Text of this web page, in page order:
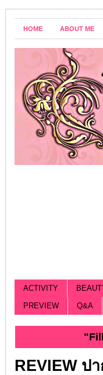
HOME ABOUT ME
ACTIVITY
PREVIEW
Q&A
REVIEW ป